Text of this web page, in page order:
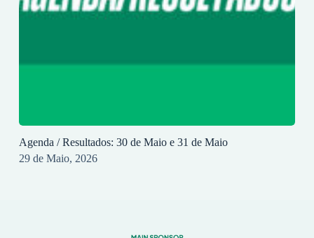
Agenda / Resultados: 30 de Maio e 31 de Maio
29 de Maio, 2026